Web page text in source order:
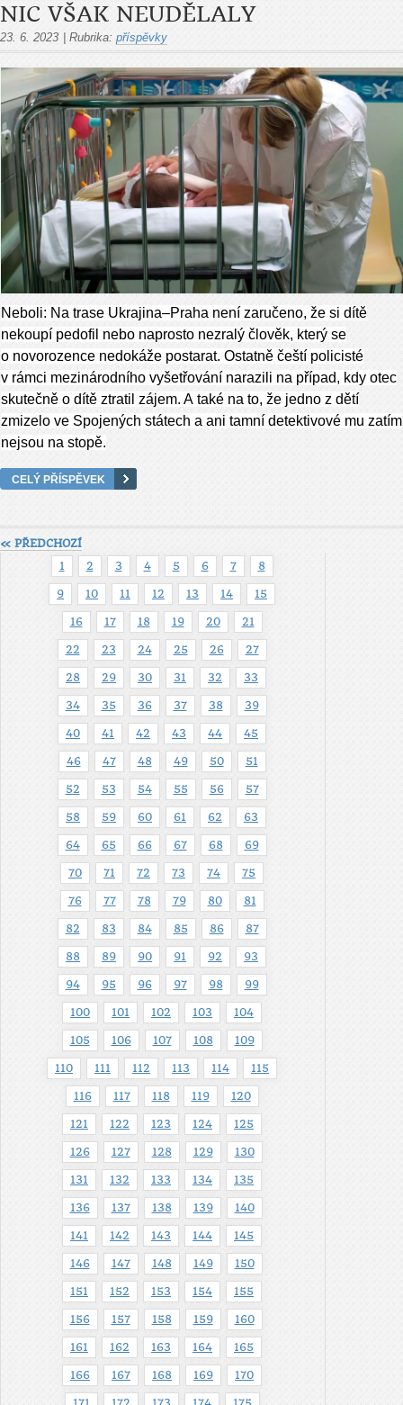
NIC VŠAK NEUDĚLALY
23. 6. 2023 | Rubrika: příspěvky
Neboli: Na trase Ukrajina–Praha není zaručeno, že si dítě
nekoupí pedofil nebo naprosto nezralý člověk, který se
o novorozence nedokáže postarat. Ostatně čeští policisté
v rámci mezinárodního vyšetřování narazili na případ, kdy otec
skutečně o dítě ztratil zájem. A také na to, že jedno z dětí
zmizelo ve Spojených státech a ani tamní detektivové mu zatím
nejsou na stopě.
CELÝ PŘÍSPĚVEK
« PŘEDCHOZÍ
1
2 3 4 5 6 7 8
9 10 11 12 13 14 15
16 17 18 19 20 21
22 23 24 25 26 27
28 29 30 31 32 33
34 35 36 37 38 39
40 41 42 43 44 45
46 47 48 49 50 51
52 53 54 55 56 57
58 59 60 61 62 63
64 65 66 67 68 69
70 71 72 73 74 75
76 77 78 79 80 81
82 83 84 85 86 87
88 89 90 91 92 93
94 95 96 97 98 99
100 101 102 103 104
105 106 107 108 109
110 111 112 113 114 115
116 117 118 119 120
121 122 123 124 125
126 127 128 129 130
131 132 133 134 135
136 137 138 139 140
141 142 143 144 145
146 147 148 149 150
151 152 153 154 155
156 157 158 159 160
161 162 163 164 165
166 167 168 169 170